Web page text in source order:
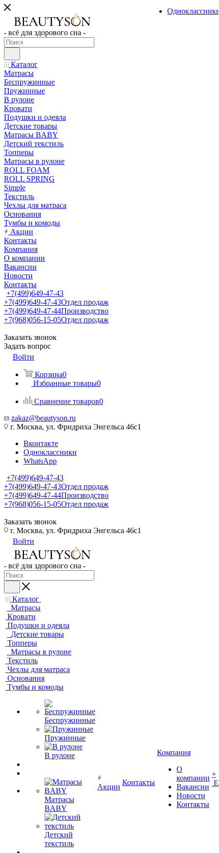
- всё для здорового сна -
Каталог
Матрасы
Беспружинные
Пружинные
В рулоне
Кровати
Подушки и одеяла
Детские товары
Матрасы BABY
Детский текстиль
Топперы
Матрасы в рулоне
ROLL FOAM
ROLL SPRING
Simple
Текстиль
Чехлы для матраса
Основания
Тумбы и комоды
Акции
Контакты
Компания
О компании
Вакансии
Новости
Контакты
+7(499)649-47-43
+7(499)649-47-43Отдел продаж
+7(499)649-47-44Производство
+7(968)056-15-05Отдел продаж
Заказать звонок
Задать вопрос
Войти
Корзина0
Избранные товары0
Сравнение товаров0
zakaz@beautyson.ru
г. Москва, ул. Фридриха Энгельса 46с1
Вконтакте
Одноклассники
WhatsApp
+7(499)649-47-43
+7(499)649-47-43Отдел продаж
+7(499)649-47-44Производство
+7(968)056-15-05Отдел продаж
Заказать звонок
г. Москва, ул. Фридриха Энгельса 46с1
Войти
- всё для здорового сна -
Каталог
Матрасы
Кровати
Подушки и одеяла
Детские товары
Топперы
Матрасы в рулоне
Текстиль
Чехлы для матраса
Основания
Тумбы и комоды
Беспружинные
Пружинные
В рулоне
Матрасы
BABY
Детский
текстиль
Акции
Контакты
Компания
О
компании
Вакансии
Новости
Контакты
+